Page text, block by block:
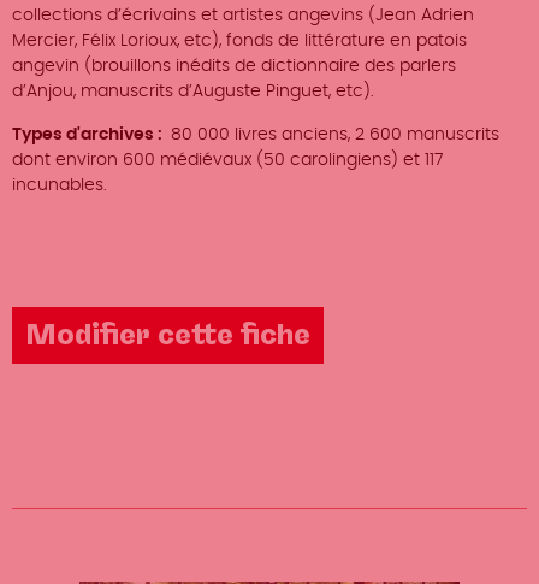
collections d’écrivains et artistes angevins (Jean Adrien
Mercier, Félix Lorioux, etc), fonds de littérature en patois
angevin (brouillons inédits de dictionnaire des parlers
d’Anjou, manuscrits d’Auguste Pinguet, etc).
Types d'archives
80 000 livres anciens, 2 600 manuscrits
dont environ 600 médiévaux (50 carolingiens) et 117
incunables.
Modifier cette fiche